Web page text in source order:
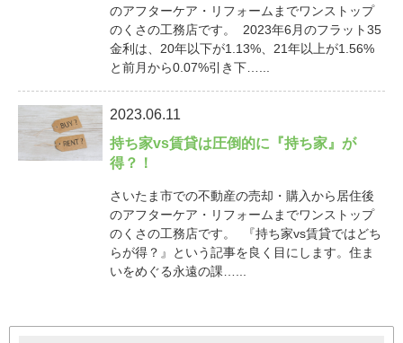
のアフターケア・リフォームまでワンストップ
のくさの工務店です。 2023年6月のフラット35
金利は、20年以下が1.13%、21年以上が1.56%
と前月から0.07%引き下…...
2023.06.11
持ち家vs賃貸は圧倒的に『持ち家』が
得？！
さいたま市での不動産の売却・購入から居住後
のアフターケア・リフォームまでワンストップ
のくさの工務店です。 『持ち家vs賃貸ではどち
らが得？』という記事を良く目にします。住ま
いをめぐる永遠の課…...